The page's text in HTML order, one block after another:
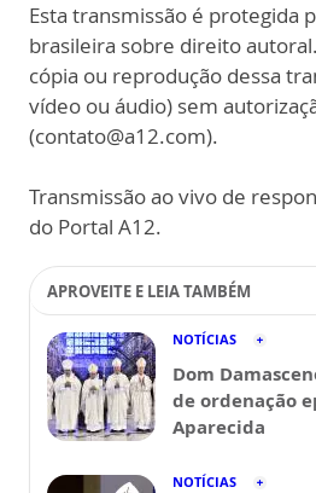
Esta transmissão é protegida
brasileira sobre direito
cópia ou reprodução dessa
vídeo ou áudio) sem
(contato@a12.com).
Transmissão ao vivo de
do Portal A12.
APROVEITE E LEIA TAMBÉM
NOTÍCIAS
Dom
de ordenação
Aparecida
NOTÍCIAS